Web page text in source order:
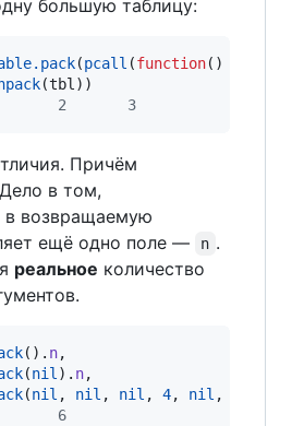
большую таблицу:
(pcall (function()
(tbl
2       3
Причём
в том,
в возвращаемую
ещё одно поле —
n .
реальное количество
(). n,
(nil ). n,
(nil , nil , nil , 4, nil ,
6